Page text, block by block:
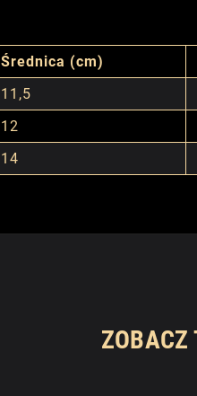
Średnica (cm)
11,5
12
14
ZOBACZ